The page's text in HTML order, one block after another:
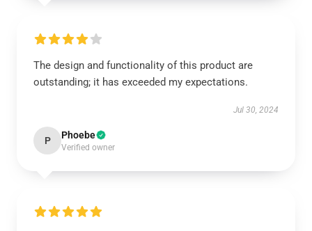
The design and functionality of this product are
outstanding; it has exceeded my expectations.
Jul 30, 2024
P Phoebe
Verified owner